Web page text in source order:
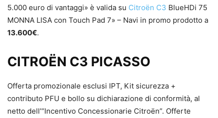
5.000 euro di vantaggi» è valida su Citroën C3 BlueHDi 75
MONNA LISA con Touch Pad 7» – Navi in promo prodotto a
13.600€.
CITROËN C3 PICASSO
Offerta promozionale esclusi IPT, Kit sicurezza +
contributo PFU e bollo su dichiarazione di conformità, al
netto dell’“Incentivo Concessionarie Citroën”. Offerte